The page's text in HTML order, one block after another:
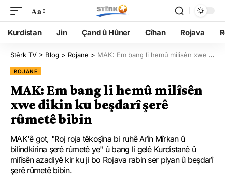
Aa
Kurdistan Jin Çand û Hûner Cîhan Rojava
Stêrk TV > Blog > Rojane > MAK: Em bang li hemû milîsên xwe dikin ku beşdarî şerê rûmetê bibin
ROJANE
MAK: Em bang li hemû milîsên
xwe dikin ku beşdarî şerê
rûmetê bibin
MAK'ê got, "Roj roja têkoşîna bi ruhê Arîn Mîrkan û
bilindkirina şerê rûmetê ye" û bang li gelê Kurdistanê û
milîsên azadiyê kir ku ji bo Rojava rabin ser piyan û beşdarî
şerê rûmetê bibin.